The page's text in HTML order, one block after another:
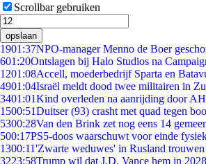
Scrollbar gebruiken
opslaan
1901:37NPO-manager Menno de Boer
601:20Ontslagen bij Halo Studios na
1201:08Accell, moederbedrijf Sparta en
4901:04Israël meldt dood twee militairen in
3401:01Kind overleden na aanrijding door
1500:51Duitser (93) crasht met quad tegen
5300:28Van den Brink zet nog eens 14
500:17PS5-doos waarschuwt voor einde
1300:11'Zwarte weduwes' in Rusland
3223:58Trump wil dat J.D. Vance hem in